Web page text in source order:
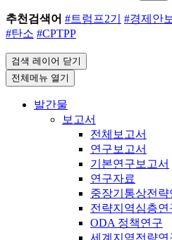
추천검색어 #트럼프2기 #경제안보
#탄소 #CPTPP
검색 레이어 닫기
전체메뉴 열기
발간물
보고서
전체보고서
연구보고서
기본연구보고서
연구자료
중장기통상전략
전략지역심층연
ODA 정책연구
세계지역전략연